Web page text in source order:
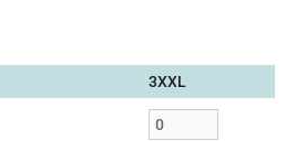
3XXL